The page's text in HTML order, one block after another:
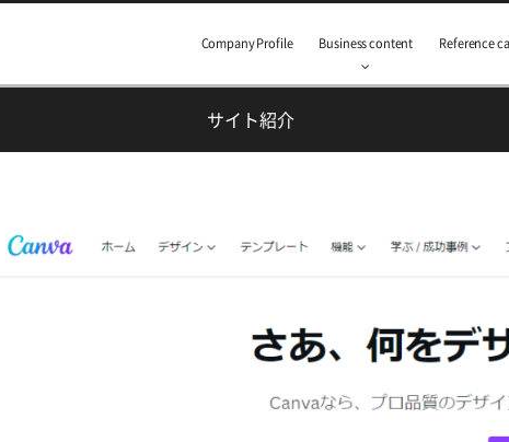
Company Profile Business content Reference
サイト紹介